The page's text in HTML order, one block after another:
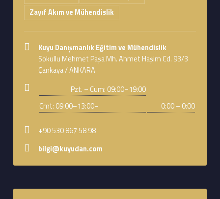
Zayıf Akım ve Mühendislik
Address:
Kuyu Danışmanlık Eğitim ve Mühendislik
Sokullu Mehmet Paşa Mh. Ahmet Haşim Cd. 93/3
Çankaya / ANKARA
Pzt. – Cum: 09:00–19:00
Cmt: 09:00–13:00–
0:00 – 0:00
Phone number:
+90 530 867 58 98
Email address:
bilgi@kuyudan.com